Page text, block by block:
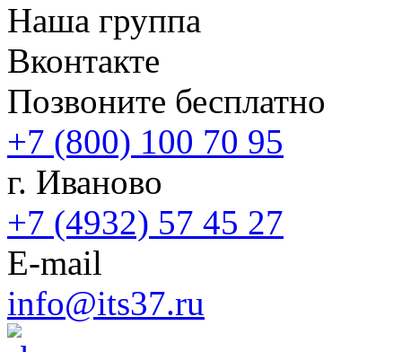
Наша группа
Вконтакте
Позвоните бесплатно
+7 (800) 100 70 95
г. Иваново
+7 (4932) 57 45 27
E-mail
info@its37.ru